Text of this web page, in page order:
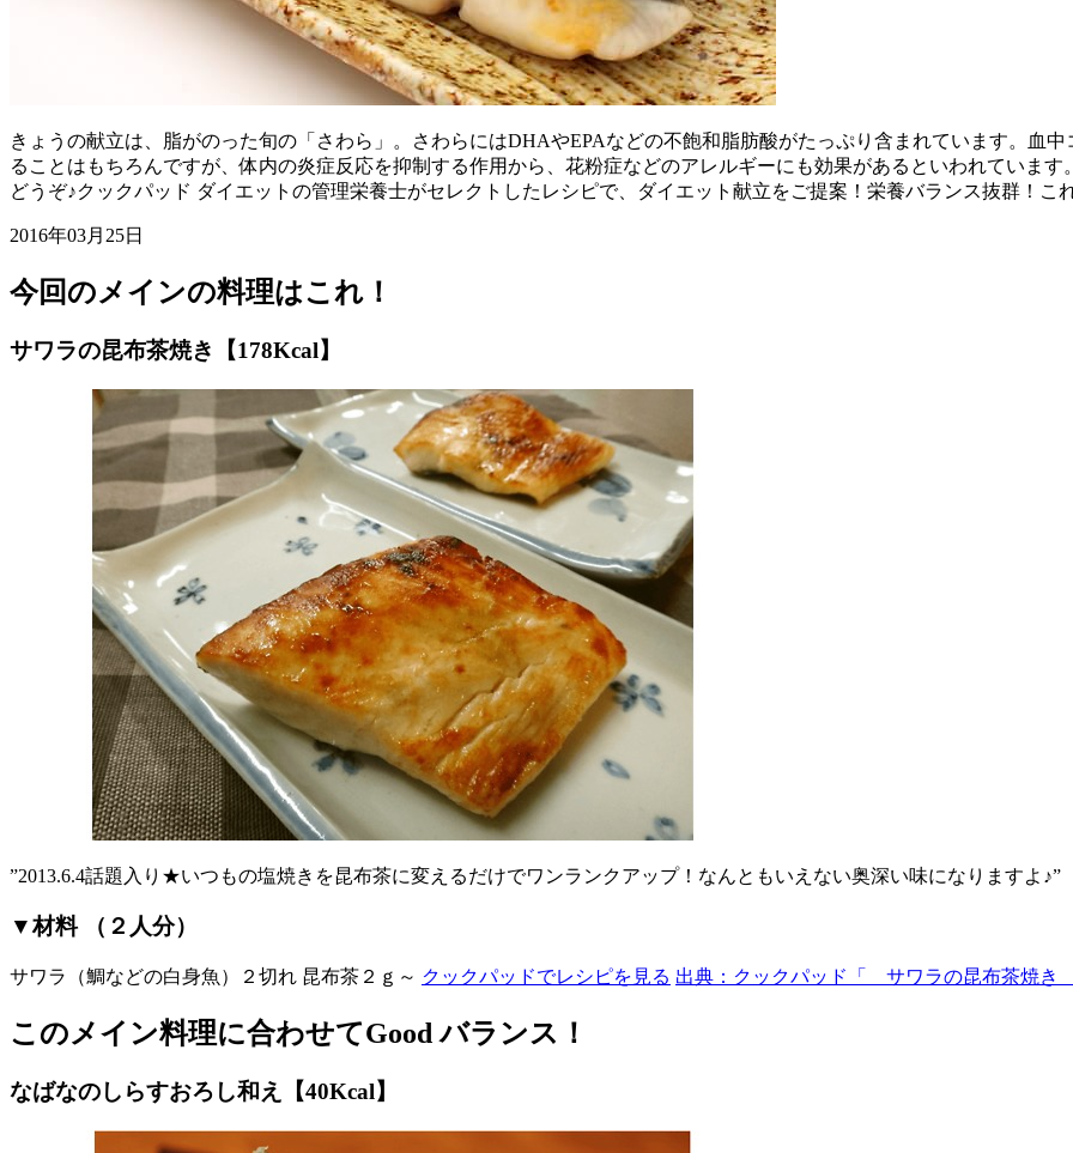
きょうの献立は、脂がのった旬の「さわら」。さわらにはDHAやEPAなどの不飽和脂肪酸がたっぷり含まれています。血
ることはもちろんですが、体内の炎症反応を抑制する作用から、花粉症などのアレルギーにも効果があるといわれていま
どうぞ♪クックパッド ダイエットの管理栄養士がセレクトしたレシピで、ダイエット献立をご提案！栄養バランス抜群！こ
2016年03月25日
今回のメインの料理はこれ！
サワラの昆布茶焼き【178Kcal】
”2013.6.4話題入り★いつもの塩焼きを昆布茶に変えるだけでワンランクアップ！なんともいえない奥深い味になりますよ♪”
▼材料 （２人分）
サワラ（鯛などの白身魚）２切れ 昆布茶２ｇ～ クックパッドでレシピを見る 出典：クックパッド「 サワラの昆布茶焼
このメイン料理に合わせてGood バランス！
なばなのしらすおろし和え【40Kcal】